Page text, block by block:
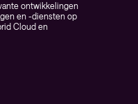
ontwikkelingen
en -diensten op
Cloud en